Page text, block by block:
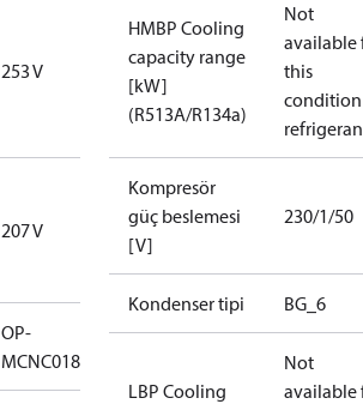
253 V
207 V
OP-
MCNC018NXA09G
HMBP Cooling
capacity range
[kW]
(R513A/R134a)
Not
available
this
Kompresör
güç beslemesi
[V]
230/1/50
Kondenser tipi BG_6
LBP Cooling
Not
available